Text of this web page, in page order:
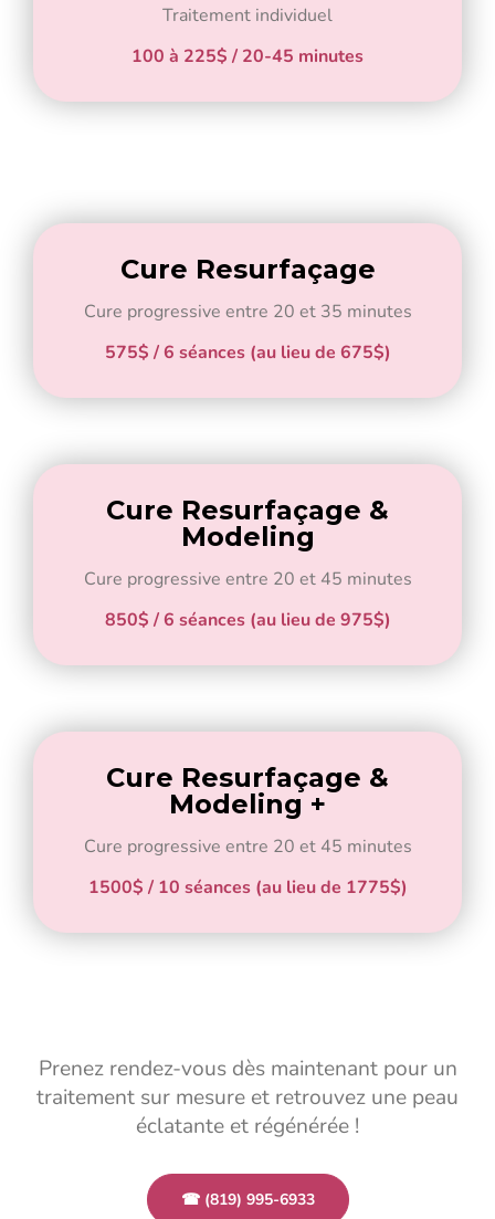
Traitement individuel
100 à 225$ / 20-45 minutes
Cure Resurfaçage
Cure progressive entre 20 et 35 minutes
575$ / 6 séances (au lieu de 675$)
Cure Resurfaçage &
Modeling
Cure progressive entre 20 et 45 minutes
850$ / 6 séances (au lieu de 975$)
Cure Resurfaçage &
Modeling +
Cure progressive entre 20 et 45 minutes
1500$ / 10 séances (au lieu de 1775$)
Prenez rendez-vous dès maintenant pour un
traitement sur mesure et retrouvez une peau
éclatante et régénérée !
☎ (819) 995-6933